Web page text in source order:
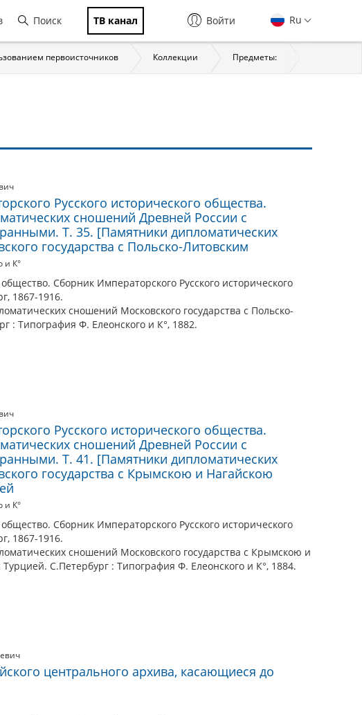
Поиск ТВ канал Ru
Войти
первоисточников Коллекции Предметы:
Русского исторического общества.
сношений Древней России с
Т. 35. [Памятники дипломатических
государства с Польско-Литовским
и К°
Сборник Императорского Русского исторического
1867-1916.
сношений Московского государства с Польско-
: Типография Ф. Елеонского и К°, 1882.
Русского исторического общества.
сношений Древней России с
Т. 41. [Памятники дипломатических
государства с Крымскою и Нагайскою
и К°
Сборник Императорского Русского исторического
1867-1916.
сношений Московского государства с Крымскою и
С.Петербург : Типография Ф. Елеонского и К°, 1884.
центрального архива, касающиеся до